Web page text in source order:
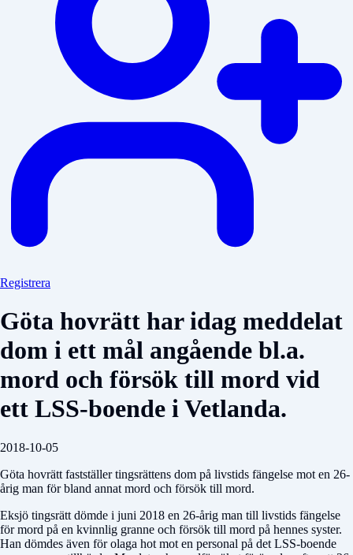
Registrera
Göta hovrätt har idag meddelat
dom i ett mål angående bl.a.
mord och försök till mord vid
ett LSS-boende i Vetlanda.
2018-10-05
Göta hovrätt fastställer tingsrättens dom på livstids fängelse mot en 26-
årig man för bland annat mord och försök till mord.
Eksjö tingsrätt dömde i juni 2018 en 26-årig man till livstids fängelse
för mord på en kvinnlig granne och försök till mord på hennes syster.
Han dömdes även för olaga hot mot en personal på det LSS-boende